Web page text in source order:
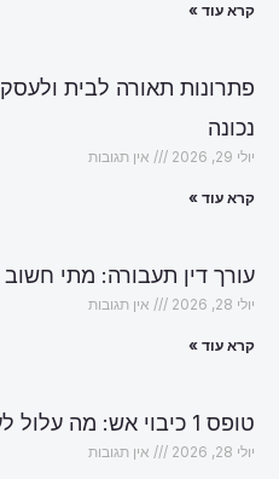
קרא עוד »
פתרונות תאורה לבית
נכונה
יולי 29, 2026 אין תגובות
קרא עוד »
עורך דין תעבורה: מתי
יולי 28, 2026 אין תגובות
קרא עוד »
טופס 1 כיבוי אש: מה עלול לעכב את האישור?
יולי 28, 2026 אין תגובות